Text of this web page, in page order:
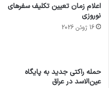
اعلام زمان تعیین تکلیف سفرهای
نوروزی
16 ژوئن 2026
حمله راکتی جدید به پایگاه
عین‌الاسد در عراق